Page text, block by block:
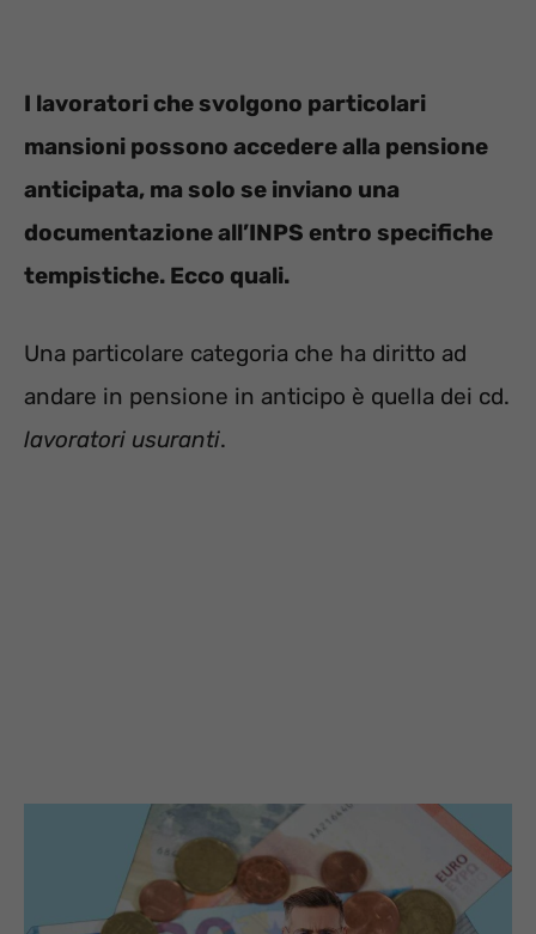
I lavoratori che svolgono particolari
mansioni possono accedere alla pensione
anticipata, ma solo se inviano una
documentazione all’INPS entro specifiche
tempistiche. Ecco quali.
Una particolare categoria che ha diritto ad
andare in pensione in anticipo è quella dei cd.
lavoratori usuranti.